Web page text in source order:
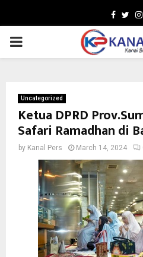
PRIMARY
Uncategorized
Ketua DPRD
Safari Ramadhan di
by Kanal Pers March 14, 2024